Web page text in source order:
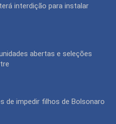
interdição para instalar
abertas e seleções
de impedir filhos de Bolsonaro